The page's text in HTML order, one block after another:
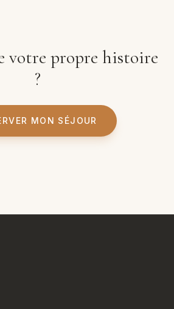
votre propre histoire
?
MON SÉJOUR